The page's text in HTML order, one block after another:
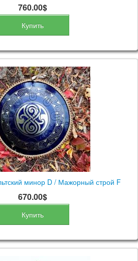
760.00$
Купить
минор D / Мажорный строй F
670.00$
Купить